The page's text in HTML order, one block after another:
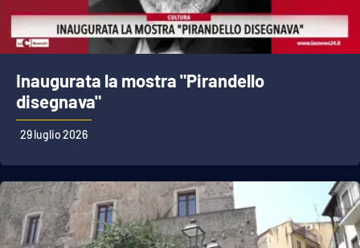
Inaugurata la mostra "Pirandello
disegnava"
29 luglio 2026